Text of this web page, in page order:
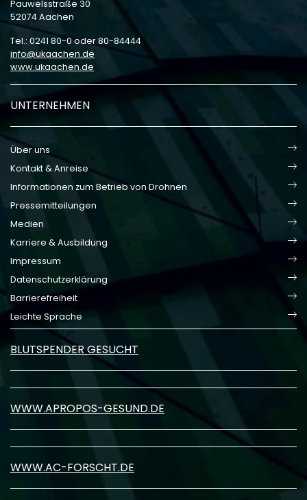
Pauwelsstraße 30
52074 Aachen
Tel.: 0241 80-0 oder 80-84444
info
ukaachen de
www.ukaachen.de
UNTERNEHMEN
Über uns
Kontakt & Anreise
Informationen zum Betrieb von Drohnen
Pressemitteilungen
Medien
Karriere & Ausbildung
Impressum
Datenschutzerklärung
Barrierefreiheit
Leichte Sprache
BLUTSPENDER GESUCHT
WWW.APROPOS-GESUND.DE
WWW.AC-FORSCHT.DE